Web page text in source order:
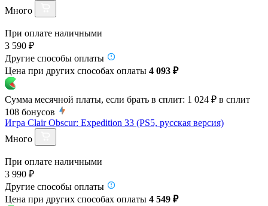
Много
При оплате наличными
3 590 ₽
Другие способы оплаты
Цена при других способах оплаты 4 093 ₽
Сумма месячной платы, если брать в сплит: 1 024 ₽ в сплит
108 бонусов
Игра Clair Obscur: Expedition 33 (PS5, русская версия)
Много
При оплате наличными
3 990 ₽
Другие способы оплаты
Цена при других способах оплаты 4 549 ₽